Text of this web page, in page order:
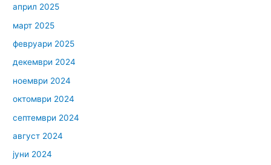
април 2025
март 2025
февруари 2025
декември 2024
ноември 2024
октомври 2024
септември 2024
август 2024
јуни 2024